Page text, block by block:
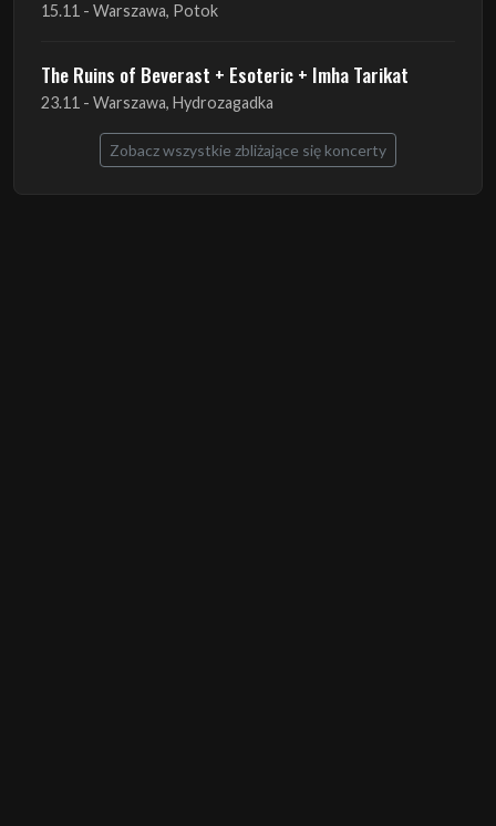
15.11 - Warszawa, Potok
The Ruins of Beverast + Esoteric + Imha Tarikat
23.11 - Warszawa, Hydrozagadka
Zobacz wszystkie zbliżające się koncerty